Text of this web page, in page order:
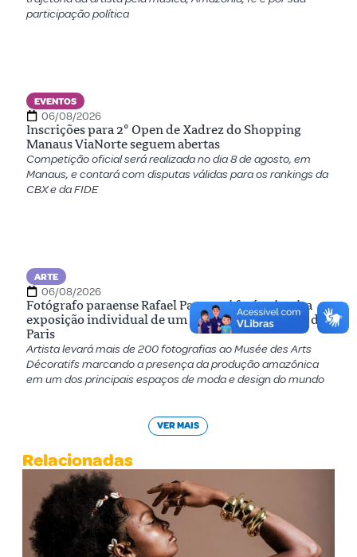
participação política
EVENTOS
06/08/2026
Inscrições para 2º Open de Xadrez do Shopping
Manaus ViaNorte seguem abertas
Competição oficial será realizada no dia 8 de agosto, em
Manaus, e contará com disputas válidas para os rankings da
CBX e da FIDE
ARTE
06/08/2026
Fotógrafo paraense Rafael Pavarotti fará primeira
exposição individual de um brasileiro em museu de
Paris
Artista levará mais de 200 fotografias ao Musée des Arts
Décoratifs marcando a presença da produção amazônica
em um dos principais espaços de moda e design do mundo
VER MAIS
Relacionadas